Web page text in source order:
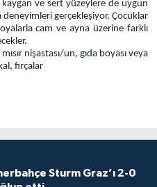
ve sert yüzeylere de uygun
gerçekleşiyor. Çocuklar
cam ve ayna üzerine farklı
nişastası/un, gıda boyası veya
fırçalar
Sturm Graz’ı 2-0